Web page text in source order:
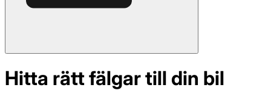
Hitta rätt fälgar till din bil